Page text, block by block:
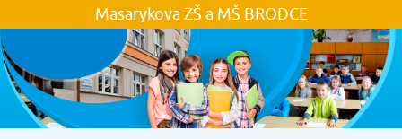
Masarykova ZŠ a MŠ BRODCE